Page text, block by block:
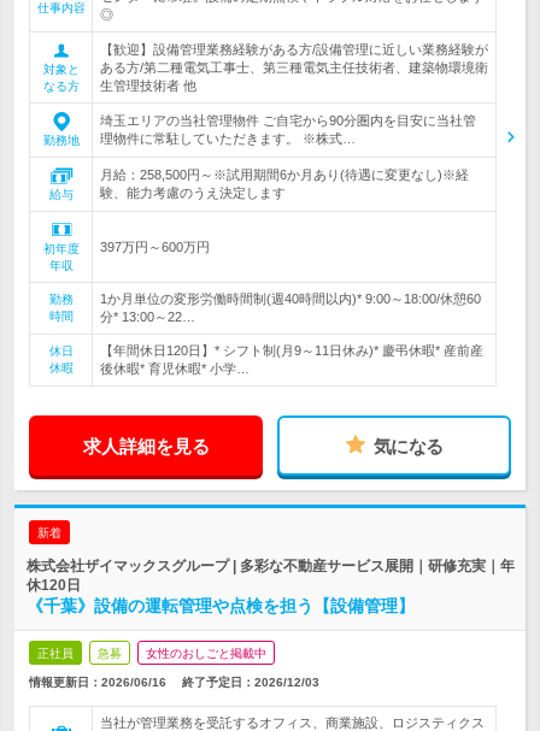
仕事内容
◎
対象と
なる方
【歓迎】設備管理業務経験がある方/設備管理に近しい業務経験が
ある方/第二種電気工事士、第三種電気主任技術者、建築物環境衛
生管理技術者 他
勤務地
埼玉エリアの当社管理物件 ご自宅から90分圏内を目安に当社管
理物件に常駐していただきます。 ※株式…
給与
月給：258,500円～※試用期間6か月あり(待遇に変更なし)※経
験、能力考慮のうえ決定します
初年度
年収
397万円～600万円
勤務
時間
1か月単位の変形労働時間制(週40時間以内)* 9:00～18:00/休憩60
分* 13:00～22…
休日
休暇
【年間休日120日】* シフト制(月9～11日休み)* 慶弔休暇* 産前産
後休暇* 育児休暇* 小学…
求人詳細を見る 気になる
新着
株式会社ザイマックスグループ | 多彩な不動産サービス展開｜研修充実｜年
休120日
《千葉》設備の運転管理や点検を担う【設備管理】
正社員 急募 女性のおしごと掲載中
情報更新日：2026/06/16 終了予定日： 2026/12/03
当社が管理業務を受託するオフィス、商業施設、ロジスティクス